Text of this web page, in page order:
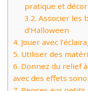
pratique et
3.2. Associer les
d’Halloween
4. Jouer avec
5. Utiliser des
6. Donnez du relief
avec des effets